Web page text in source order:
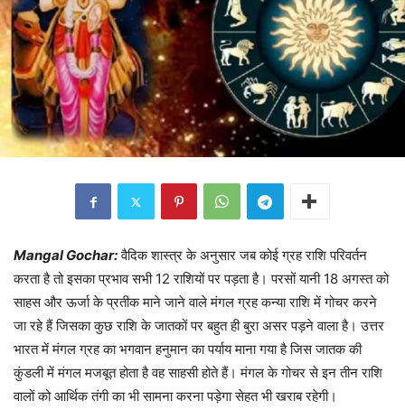
Mangal Gochar: वैदिक शास्त्र के अनुसार जब कोई ग्रह राशि परिवर्तन
करता है तो इसका प्रभाव सभी 12 राशियों पर पड़ता है। परसों यानी 18 अगस्त को
साहस और ऊर्जा के प्रतीक माने जाने वाले मंगल ग्रह कन्या राशि में गोचर करने
जा रहे हैं जिसका कुछ राशि के जातकों पर बहुत ही बुरा असर पड़ने वाला है। उत्तर
भारत में मंगल ग्रह का भगवान हनुमान का पर्याय माना गया है जिस जातक की
कुंडली में मंगल मजबूत होता है वह साहसी होते हैं। मंगल के गोचर से इन तीन राशि
वालों को आर्थिक तंगी का भी सामना करना पड़ेगा सेहत भी खराब रहेगी।